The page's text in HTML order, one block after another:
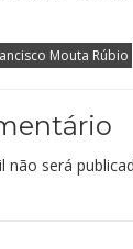
Mouta Rúbio
não será